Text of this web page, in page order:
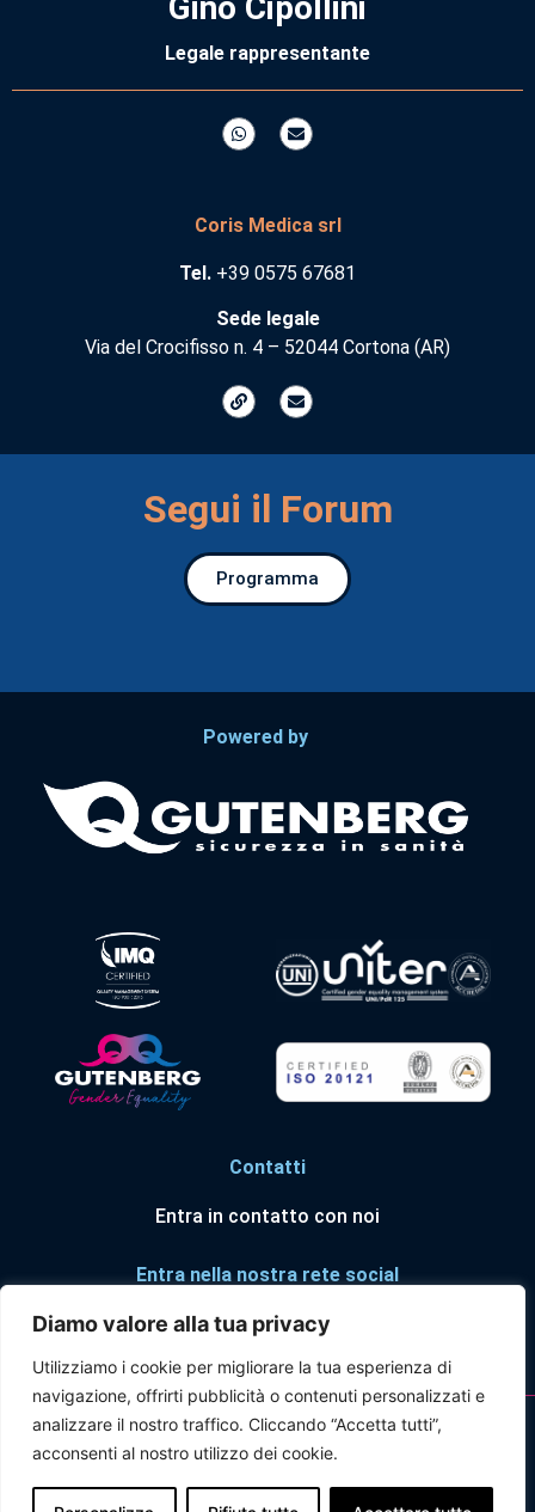
Diamo valore alla tua privacy
Utilizziamo i cookie per migliorare la tua esperienza di
navigazione, offrirti pubblicità o contenuti personalizzati e
analizzare il nostro traffico. Cliccando “Accetta tutti”,
acconsenti al nostro utilizzo dei cookie.
Legale rappresentante
Coris Medica srl
Tel. +39 0575 67681
Sede legale
Via del Crocifisso n. 4 – 52044 Cortona (AR)
Segui il Forum
Programma
Powered by
Contatti
Entra in contatto con noi
Entra nella nostra rete social
© Forum Risk Management in Sanità ® 2025
PRIVACY POLICY|COOKIE POLICY|DICHIARAZIONE